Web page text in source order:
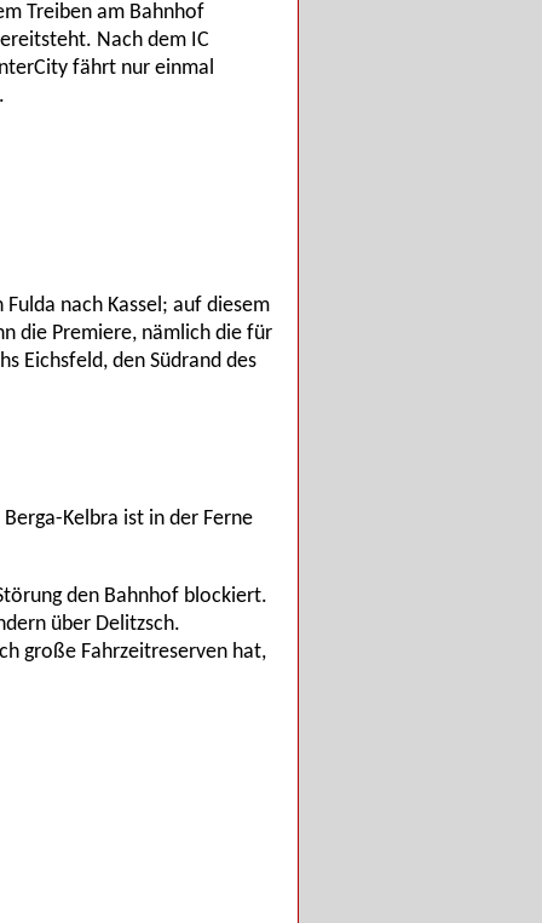
Treiben am Bahnhof
Nach dem IC
fährt nur einmal
nach Kassel; auf diesem
die Premiere, nämlich die für
Eichsfeld, den Südrand des
Kelbra ist in der Ferne
den Bahnhof blockiert.
über Delitzsch.
große Fahrzeitreserven hat,